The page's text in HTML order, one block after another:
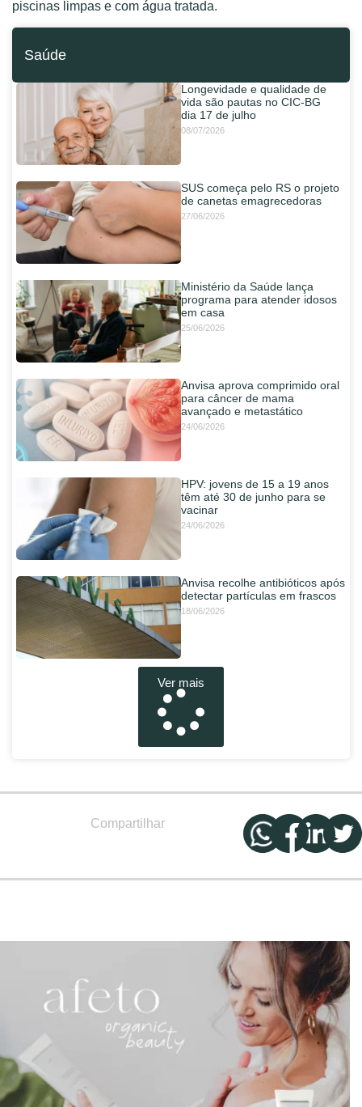
piscinas limpas e com água tratada.
Saúde
Longevidade e qualidade de
vida são pautas no CIC-BG
dia 17 de julho
08/07/2026
SUS começa pelo RS o projeto
de canetas emagrecedoras
27/06/2026
Ministério da Saúde lança
programa para atender idosos
em casa
25/06/2026
Anvisa aprova comprimido oral
para câncer de mama
avançado e metastático
24/06/2026
HPV: jovens de 15 a 19 anos
têm até 30 de junho para se
vacinar
24/06/2026
Anvisa recolhe antibióticos após
detectar partículas em frascos
18/06/2026
Ver mais
Compartilhar